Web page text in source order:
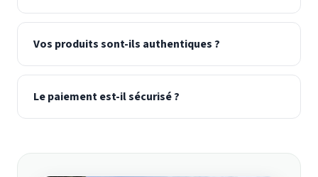
Vos produits sont-ils authentiques ?
Le paiement est-il sécurisé ?